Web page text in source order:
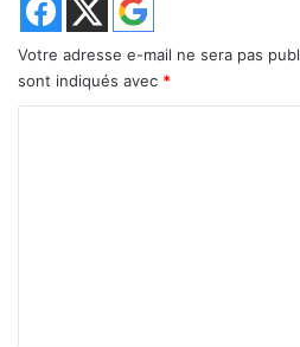
Votre adresse e-mail ne sera pas
sont indiqués avec *